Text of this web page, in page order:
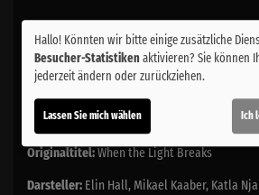
Altersfreigabe:
(ab 6 J. in Begleitung eines
Laufzeit:ca. 81 min.
Originaltitel:When the Light Breaks
Darsteller: Elin Hall, Mikael Kaaber, Katla
Hallo! Könnten wir bitte einige zusätzliche
Besucher-Statistikenaktivieren? Sie können
jederzeit ändern oder zurückziehen.
Lassen Sie mich wählen Ich